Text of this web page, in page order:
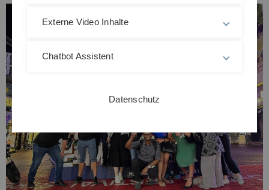
Externe Video Inhalte
Chatbot Assistent
Datenschutz